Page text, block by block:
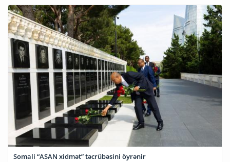
Somali “ASAN xidmət” təcrübəsini öyrənir